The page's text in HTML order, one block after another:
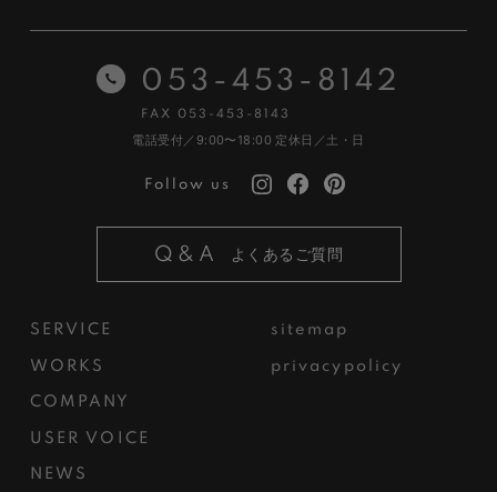
SERVICE
WORKS
COMPANY
USER VOICE
NEWS
sitemap
privacypolicy
053-453-8142
FAX 053-453-8143
電話受付／9:00〜18:00 定休日／土・日
Follow us
Q&A よくあるご質問